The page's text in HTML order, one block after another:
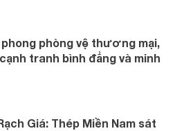
phong phòng vệ thương mại,
tranh bình đẳng và minh
Giá: Thép Miền Nam sát